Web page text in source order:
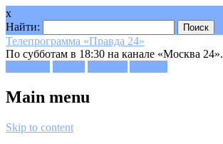
x
Найти:
Телепрограмма «Правда 24»
По субботам в 18:30 на канале «Москва 24».
Main menu
Skip to content